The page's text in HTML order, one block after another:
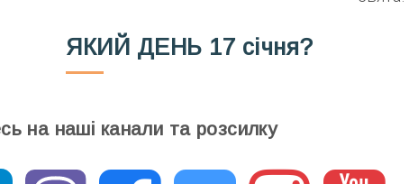
ЯКИЙ ДЕНЬ 17 січня?
на наші канали та розсилку